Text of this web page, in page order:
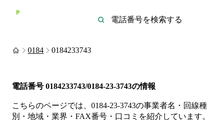
0184 0184233743
電話番号 0184233743/0184-23-3743の情報
こちらのページでは、 0184-23-3743の事業者名・回線種
別・地域・業界・FAX番号・口コミを紹介しています。